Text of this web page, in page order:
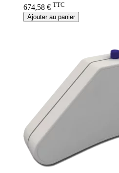
674,58 € TTC
Ajouter au panier